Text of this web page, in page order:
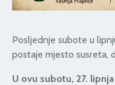
Posljednje subote u
postaje mjesto susreta,
U ovu subotu, 27.